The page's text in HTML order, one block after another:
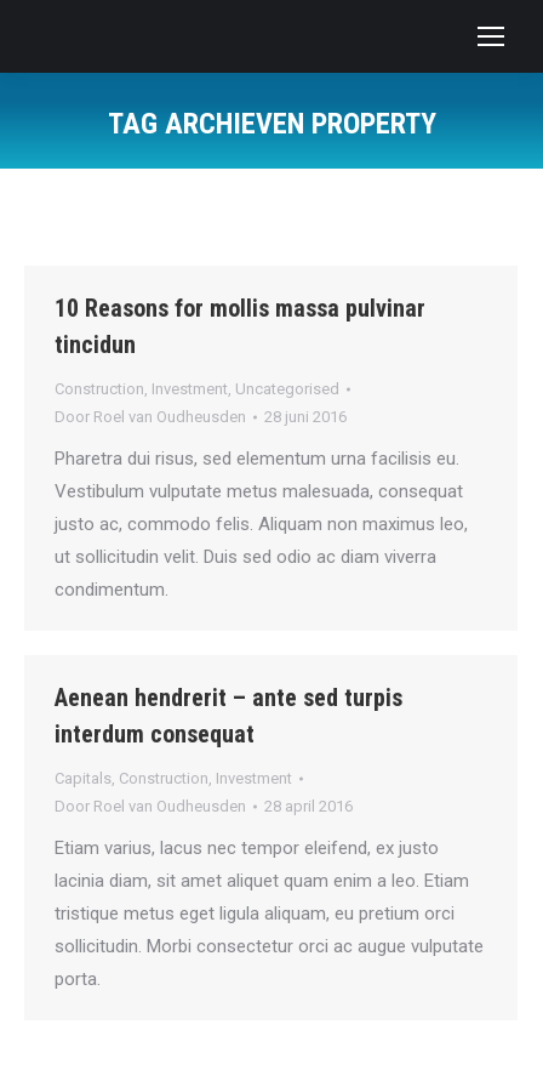
TAG ARCHIEVEN PROPERTY
10 Reasons for mollis massa pulvinar
tincidun
Construction, Investment, Uncategorised
Door Roel van Oudheusden 28 juni 2016
Pharetra dui risus, sed elementum urna facilisis eu.
Vestibulum vulputate metus malesuada, consequat
justo ac, commodo felis. Aliquam non maximus leo,
ut sollicitudin velit. Duis sed odio ac diam viverra
condimentum.
Aenean hendrerit – ante sed turpis
interdum consequat
Capitals, Construction, Investment
Door Roel van Oudheusden 28 april 2016
Etiam varius, lacus nec tempor eleifend, ex justo
lacinia diam, sit amet aliquet quam enim a leo. Etiam
tristique metus eget ligula aliquam, eu pretium orci
sollicitudin. Morbi consectetur orci ac augue vulputate
porta.